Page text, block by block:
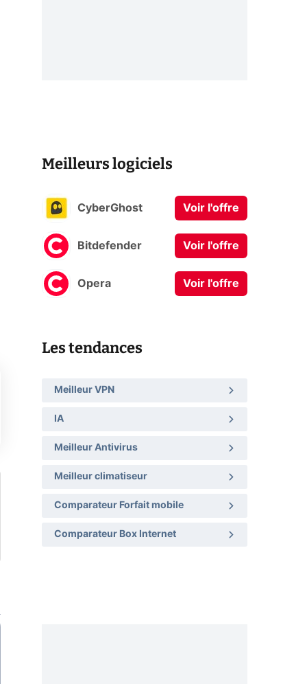
Meilleurs logiciels
CyberGhost Voir l'offre
Bitdefender Voir l'offre
Opera Voir l'offre
Les tendances
Meilleur VPN
IA
Meilleur Antivirus
Meilleur climatiseur
Comparateur Forfait mobile
Comparateur Box Internet